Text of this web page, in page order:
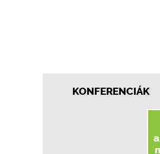
KONFERENCIÁK